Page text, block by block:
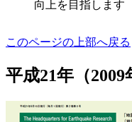
向上を目指します
このページの上部へ戻る
平成21年（2009